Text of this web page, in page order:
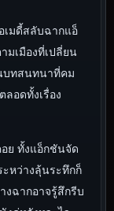
เมดี้สลับฉากแอ็
มเมืองที่เปลี่ยน
บทสนทนาที่คม
ลอดทั้งเรื่อง
ย ทั้งแอ็กชันจัด
หว่างลุ้นระทึกก็
งฉากอาจรู้สึกรีบ